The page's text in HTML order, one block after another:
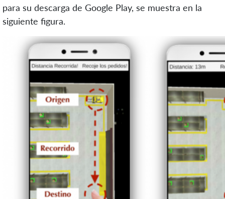
para su descarga de Google Play, se muestra en la
siguiente figura.